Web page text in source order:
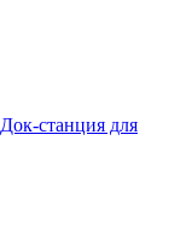
Док-станция для